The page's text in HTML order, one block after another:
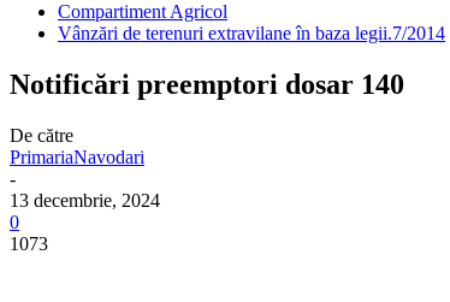
Compartiment Agricol
Vânzări de terenuri extravilane în baza legii.7/2014
Notificări preemptori dosar 140
De către
PrimariaNavodari
-
13 decembrie, 2024
0
1073